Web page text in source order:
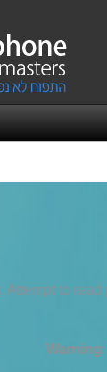
: Attempt to
Warning